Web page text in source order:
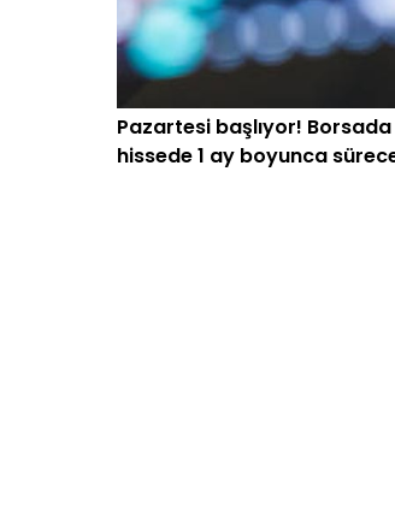
Pazartesi başlıyor! Borsada
hissede 1 ay boyunca